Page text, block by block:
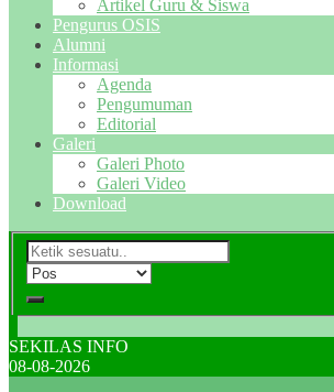
Artikel Guru & Siswa
Pengurus OSIS
Alumni
Informasi
Agenda
Pengumuman
Editorial
Galeri
Galeri Photo
Galeri Video
Download
SEKILAS INFO
08-08-2026